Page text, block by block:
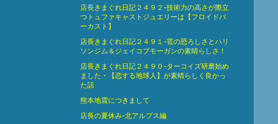
店長きまぐれ日記２４９２-技術力の高さが際立
つトュファキャストジュエリーは【フロイドパ
ーカスト】
店長きまぐれ日記２４９１-雹の恐ろしさとハリ
ソンジム＆ジェイコブモーガンの素晴らしさ！
店長きまぐれ日記２４９０-ターコイズ研磨始め
ました・【恋する地球人】が素晴らしく良かっ
た話
熊本地震につきまして
店長の夏休み-北アルプス編